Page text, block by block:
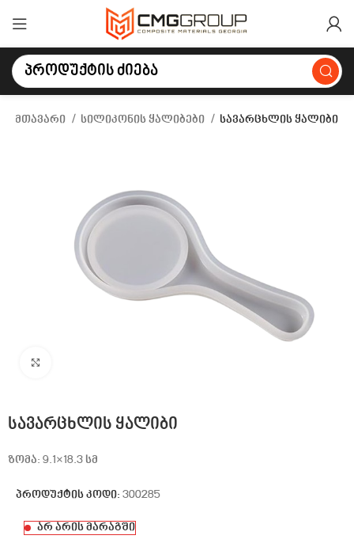
მთავარი სილიკონის ყალიბები სავარცხლის ყალიბი
სავარცხლის ყალიბი
ზომა: 9.1×18.3 სმ
პროდუქტის კოდი:300285
არ არის მარაგში